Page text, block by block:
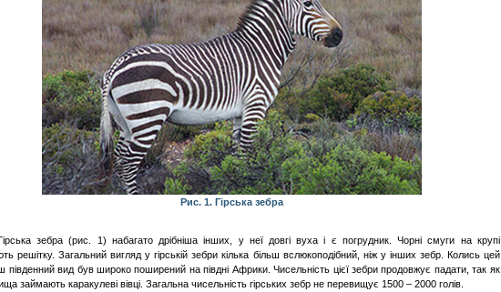
Рис. 1. Гірська зебра
зебра (рис. 1) набагато дрібніша інших, у неї довгі вуха і є погрудник. Чорні смуги на крупі
решітку. Загальний вигляд у гірській зебри кілька більш вслюкоподібний, ніж у інших зебр. Колись цей
південний вид був широко поширений на півдні Африки. Чисельність цієї зебри продовжує падати, так як
займають каракулеві вівці. Загальна чисельність гірських зебр не перевищує 1500 – 2000 голів.